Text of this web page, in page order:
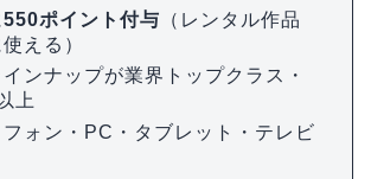
550ポイント付与 （レンタル作品
える）
ンナップが業界トップクラス・
上
フォン・PC・タブレット・テレビ